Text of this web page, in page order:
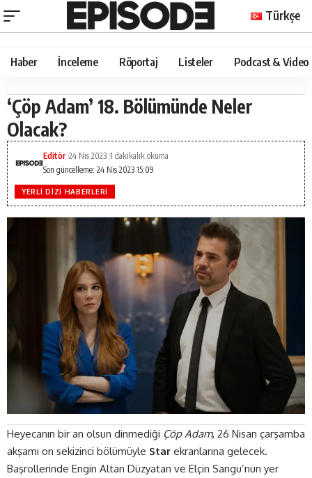
Türkçe
Haber İnceleme Röportaj Listeler Podcast & Video
‘Çöp Adam’ 18. Bölümünde Neler
Olacak?
Son güncelleme: 24 Nis 2023 15:09
Editör 24 Nis 2023 1 dakikalık okuma
YERLI DIZI HABERLERI
Heyecanın bir an olsun dinmediği Çöp Adam, 26 Nisan çarşamba
akşamı on sekizinci bölümüyle Star ekranlarına gelecek.
Başrollerinde Engin Altan Düzyatan ve Elçin Sangu’nun yer